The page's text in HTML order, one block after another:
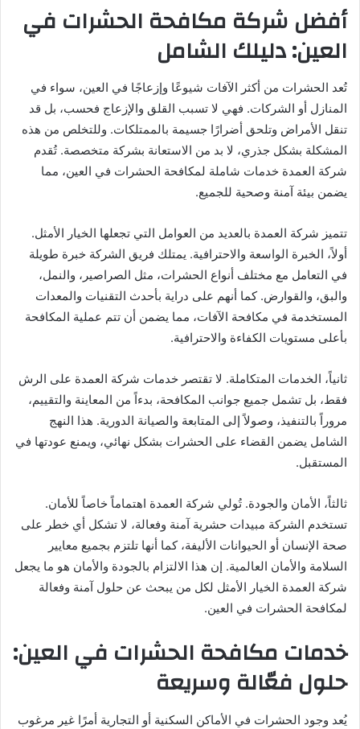
أفضل شركة مكافحة الحشرات في
العين: دليلك الشامل
تُعد الحشرات من أكثر الآفات شيوعًا وإزعاجًا في العين، سواء في
المنازل أو الشركات. فهي لا تسبب القلق والإزعاج فحسب، بل قد
تنقل الأمراض وتلحق أضرارًا جسيمة بالممتلكات. وللتخلص من هذه
المشكلة بشكل جذري، لا بد من الاستعانة بشركة متخصصة. تُقدم
شركة العمدة خدمات شاملة لمكافحة الحشرات في العين، مما
يضمن بيئة آمنة وصحية للجميع.
تتميز شركة العمدة بالعديد من العوامل التي تجعلها الخيار الأمثل.
أولاً، الخبرة الواسعة والاحترافية. يمتلك فريق الشركة خبرة طويلة
في التعامل مع مختلف أنواع الحشرات، مثل الصراصير، والنمل،
والبق، والقوارض. كما أنهم على دراية بأحدث التقنيات والمعدات
المستخدمة في مكافحة الآفات، مما يضمن أن تتم عملية المكافحة
بأعلى مستويات الكفاءة والاحترافية.
ثانياً، الخدمات المتكاملة. لا تقتصر خدمات شركة العمدة على الرش
فقط، بل تشمل جميع جوانب المكافحة، بدءاً من المعاينة والتقييم،
مروراً بالتنفيذ، وصولاً إلى المتابعة والصيانة الدورية. هذا النهج
الشامل يضمن القضاء على الحشرات بشكل نهائي، ويمنع عودتها في
المستقبل.
ثالثاً، الأمان والجودة. تُولي شركة العمدة اهتماماً خاصاً للأمان.
تستخدم الشركة مبيدات حشرية آمنة وفعالة، لا تشكل أي خطر على
صحة الإنسان أو الحيوانات الأليفة، كما أنها تلتزم بجميع معايير
السلامة والأمان العالمية. إن هذا الالتزام بالجودة والأمان هو ما يجعل
شركة العمدة الخيار الأمثل لكل من يبحث عن حلول آمنة وفعالة
لمكافحة الحشرات في العين.
خدمات مكافحة الحشرات في العين:
حلول فعّالة وسريعة
يُعد وجود الحشرات في الأماكن السكنية أو التجارية أمرًا غير مرغوب